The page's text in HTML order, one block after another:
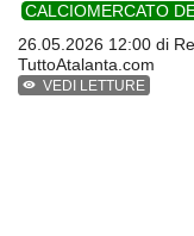
CALCIOMERCATO
26.05.2026 12:00 di
TuttoAtalanta.com
VEDI LETTURE